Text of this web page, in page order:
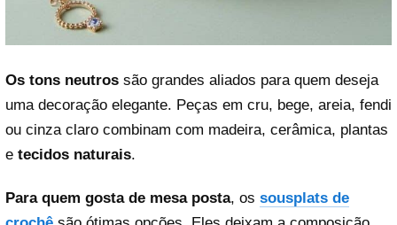
Os tons neutros são grandes aliados para quem deseja
uma decoração elegante. Peças em cru, bege, areia, fendi
ou cinza claro combinam com madeira, cerâmica, plantas
e tecidos naturais.
Para quem gosta de mesa posta, os sousplats de